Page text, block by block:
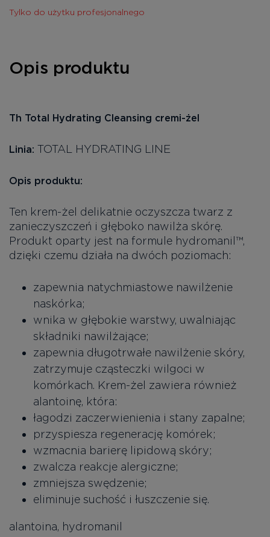
Tylko do użytku profesjonalnego
Opis produktu
Th Total Hydrating Cleansing cremi-żel
Linia: TOTAL HYDRATING LINE
Opis produktu:
Ten krem-żel delikatnie oczyszcza twarz z
zanieczyszczeń i głęboko nawilża skórę.
Produkt oparty jest na formule hydromanil™,
dzięki czemu działa na dwóch poziomach:
zapewnia natychmiastowe nawilżenie
naskórka;
wnika w głębokie warstwy, uwalniając
składniki nawilżające;
zapewnia długotrwałe nawilżenie skóry,
zatrzymuje cząsteczki wilgoci w
komórkach. Krem-żel zawiera również
alantoinę, która:
łagodzi zaczerwienienia i stany zapalne;
przyspiesza regenerację komórek;
wzmacnia barierę lipidową skóry;
zwalcza reakcje alergiczne;
zmniejsza swędzenie;
eliminuje suchość i łuszczenie się.
alantoina, hydromanil